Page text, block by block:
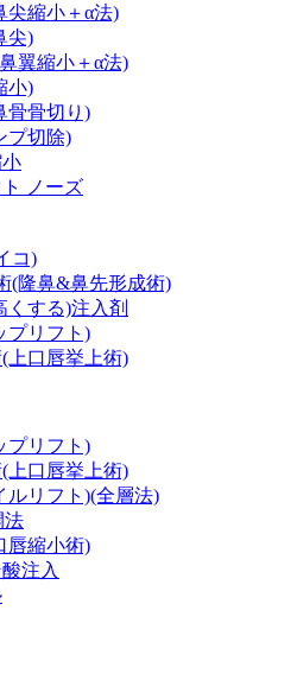
尖縮小＋α法)
尖)
翼縮小＋α法)
小)
骨骨切り)
プ切除)
ノーズ
コ)
(隆鼻&鼻先形成術)
くする)注入剤
プリフト)
(上口唇挙上術)
プリフト)
(上口唇挙上術)
ルリフト)(全層法)
法
唇縮小術)
注入